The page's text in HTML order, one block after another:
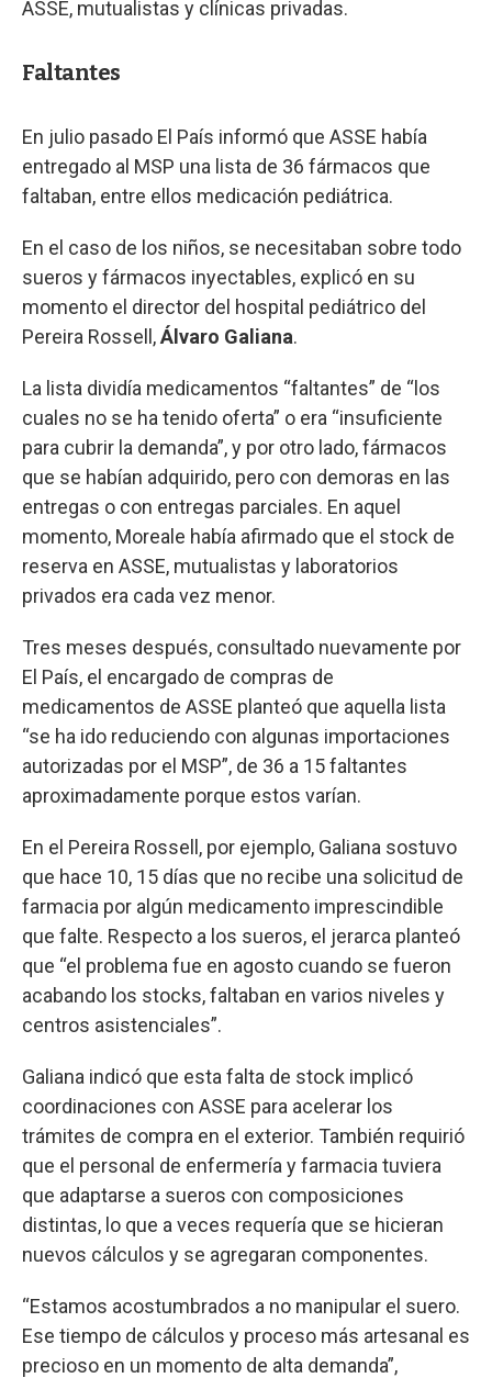
ASSE, mutualistas y clínicas privadas.
Faltantes
En julio pasado El País informó que ASSE había
entregado al MSP una lista de 36 fármacos que
faltaban, entre ellos medicación pediátrica.
En el caso de los niños, se necesitaban sobre todo
sueros y fármacos inyectables, explicó en su
momento el director del hospital pediátrico del
Pereira Rossell,Álvaro Galiana.
La lista dividía medicamentos “faltantes” de “los
cuales no se ha tenido oferta” o era “insuficiente
para cubrir la demanda”, y por otro lado, fármacos
que se habían adquirido, pero con demoras en las
entregas o con entregas parciales. En aquel
momento, Moreale había afirmado que el stock de
reserva en ASSE, mutualistas y laboratorios
privados era cada vez menor.
Tres meses después, consultado nuevamente por
El País, el encargado de compras de
medicamentos de ASSE planteó que aquella lista
“se ha ido reduciendo con algunas importaciones
autorizadas por el MSP”, de 36 a 15 faltantes
aproximadamente porque estos varían.
En el Pereira Rossell, por ejemplo, Galiana sostuvo
que hace 10, 15 días que no recibe una solicitud de
farmacia por algún medicamento imprescindible
que falte. Respecto a los sueros, el jerarca planteó
que “el problema fue en agosto cuando se fueron
acabando los stocks, faltaban en varios niveles y
centros asistenciales”.
Galiana indicó que esta falta de stock implicó
coordinaciones con ASSE para acelerar los
trámites de compra en el exterior. También requirió
que el personal de enfermería y farmacia tuviera
que adaptarse a sueros con composiciones
distintas, lo que a veces requería que se hicieran
nuevos cálculos y se agregaran componentes.
“Estamos acostumbrados a no manipular el suero.
Ese tiempo de cálculos y proceso más artesanal es
precioso en un momento de alta demanda”,